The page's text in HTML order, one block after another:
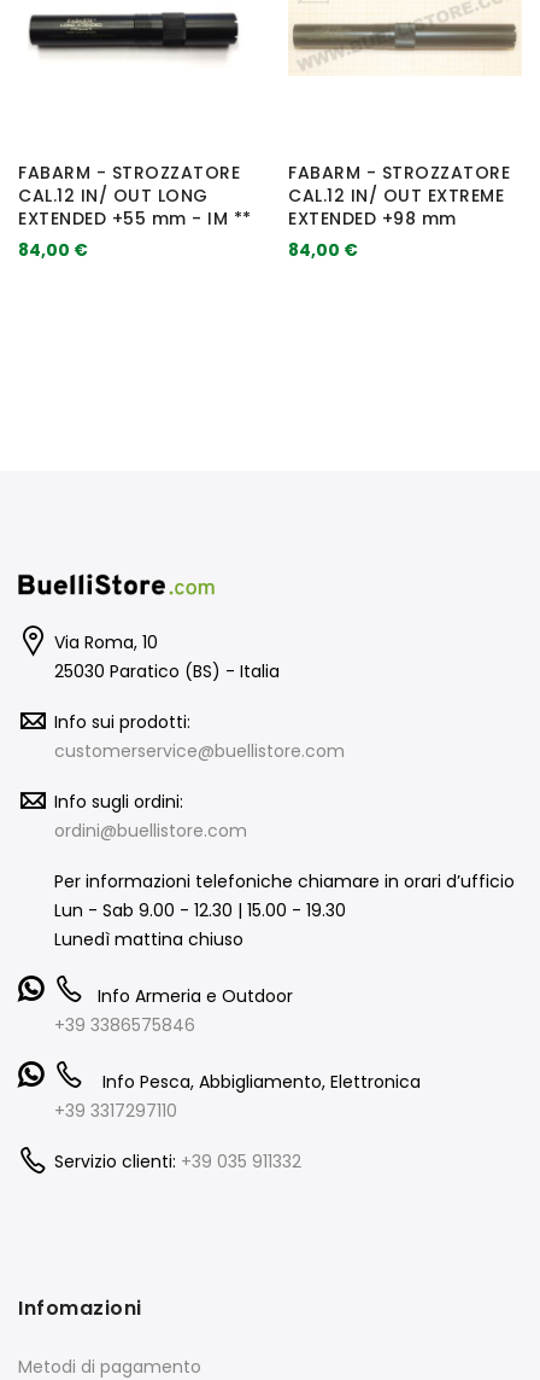
FABARM - STROZZATORE
CAL.12 IN/ OUT LONG
EXTENDED +55 mm - IM **
84,00 €
FABARM - STROZZATORE
CAL.12 IN/ OUT EXTREME
EXTENDED +98 mm
84,00 €
Via Roma, 10
25030 Paratico (BS) - Italia
Info sui prodotti:
customerservice@buellistore.com
Info sugli ordini:
ordini@buellistore.com
Per informazioni telefoniche chiamare in orari d’ufficio
Lun - Sab 9.00 - 12.30 | 15.00 - 19.30
Lunedì mattina chiuso
Info Armeria e Outdoor
+39 3386575846
Info Pesca, Abbigliamento, Elettronica
+39 3317297110
Servizio clienti: +39 035 911332
Infomazioni
Metodi di pagamento